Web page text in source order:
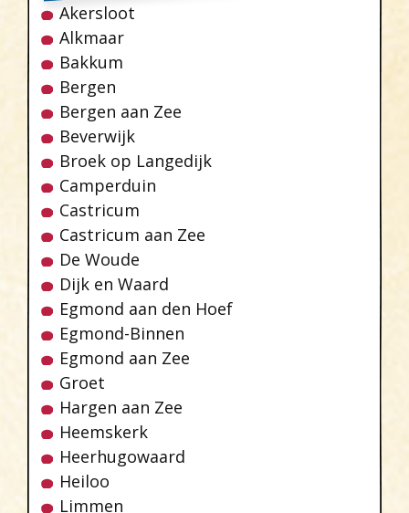
Akersloot
Alkmaar
Bakkum
Bergen
Bergen aan Zee
Beverwijk
Broek op Langedijk
Camperduin
Castricum
Castricum aan Zee
De Woude
Dijk en Waard
Egmond aan den Hoef
Egmond-Binnen
Egmond aan Zee
Groet
Hargen aan Zee
Heemskerk
Heerhugowaard
Heiloo
Limmen